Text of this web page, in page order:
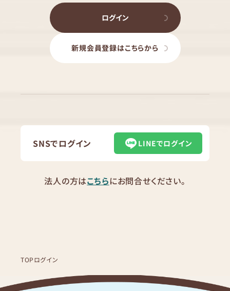
ログイン
新規会員登録はこちらから
SNSでログイン LINEでログイン
法人の方はこちらにお問合せください。
TOPログイン